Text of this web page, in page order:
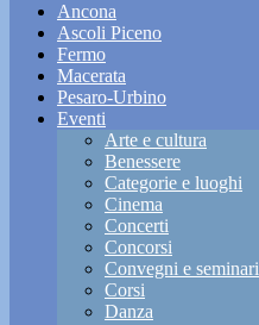
Ancona
Ascoli Piceno
Fermo
Macerata
Pesaro-Urbino
Eventi
Arte e cultura
Benessere
Categorie e luoghi
Cinema
Concerti
Concorsi
Convegni e seminari
Corsi
Danza